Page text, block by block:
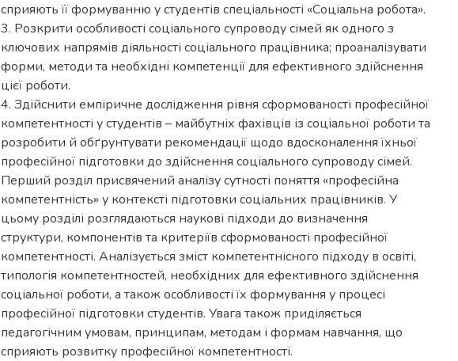
сприяють її формуванню у студентів спеціальності «Соціальна робота».
3. Розкрити особливості соціального супроводу сімей як одного з
ключових напрямів діяльності соціального працівника; проаналізувати
форми, методи та необхідні компетенції для ефективного здійснення
цієї роботи.
4. Здійснити емпіричне дослідження рівня сформованості професійної
компетентності у студентів – майбутніх фахівців із соціальної роботи та
розробити й обґрунтувати рекомендації щодо вдосконалення їхньої
професійної підготовки до здійснення соціального супроводу сімей.
Перший розділ присвячений аналізу сутності поняття «професійна
компетентність» у контексті підготовки соціальних працівників. У
цьому розділі розглядаються наукові підходи до визначення
структури, компонентів та критеріїв сформованості професійної
компетентності. Аналізується зміст компетентнісного підходу в освіті,
типологія компетентностей, необхідних для ефективного здійснення
соціальної роботи, а також особливості їх формування у процесі
професійної підготовки студентів. Увага також приділяється
педагогічним умовам, принципам, методам і формам навчання, що
сприяють розвитку професійної компетентності.